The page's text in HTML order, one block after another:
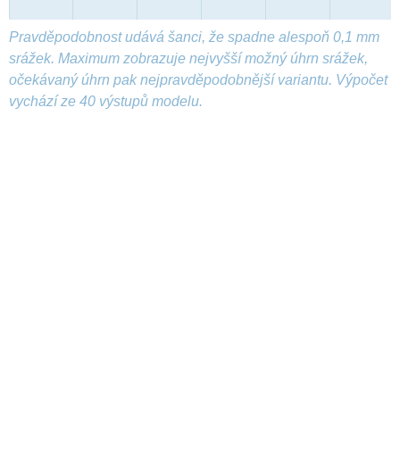
Pravděpodobnost udává šanci, že spadne alespoň 0,1 mm
srážek. Maximum zobrazuje nejvyšší možný úhrn srážek,
očekávaný úhrn pak nejpravděpodobnější variantu. Výpočet
vychází ze 40 výstupů modelu.